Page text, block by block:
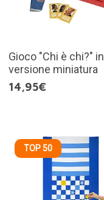
Gioco "Chi è chi?" in
versione miniatura
14,95€
TOP 50